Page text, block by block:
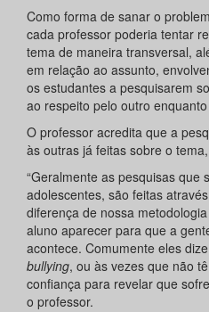
Como forma de sanar o
cada professor poderia tentar
tema de maneira transversal,
em relação ao assunto,
os estudantes a pesquisarem
ao respeito pelo outro
O professor acredita que a
às outras já feitas sobre o
“Geralmente as pesquisas que
adolescentes, são feitas
diferença de nossa
aluno aparecer para que a
acontece. Comumente eles
bullying, ou às vezes que não
confiança para revelar que
o professor.